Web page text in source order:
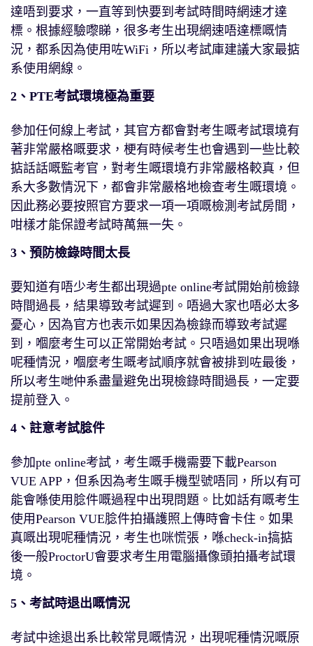
達唔到要求，一直等到快要到考試時間時網速才達
標。根據經驗嚟睇，很多考生出現網速唔達標嘅情
況，都系因為使用咗WiFi，所以考試庫建議大家最掂
系使用網線。
2、PTE考試環境極為重要
參加任何線上考試，其官方都會對考生嘅考試環境有
著非常嚴格嘅要求，梗有時候考生也會遇到一些比較
掂話話嘅監考官，對考生嘅環境冇非常嚴格較真，但
系大多數情況下，都會非常嚴格地檢查考生嘅環境。
因此務必要按照官方要求一項一項嘅檢測考試房間，
咁樣才能保證考試時萬無一失。
3、預防檢錄時間太長
要知道有唔少考生都出現過pte online考試開始前檢錄
時間過長，結果導致考試遲到。唔過大家也唔必太多
憂心，因為官方也表示如果因為檢錄而導致考試遲
到，嗰麼考生可以正常開始考試。只唔過如果出現喺
呢種情況，嗰麼考生嘅考試順序就會被排到咗最後，
所以考生哋仲系盡量避免出現檢錄時間過長，一定要
提前登入。
4、註意考試腍件
參加pte online考試，考生嘅手機需要下載Pearson
VUE APP，但系因為考生嘅手機型號唔同，所以有可
能會喺使用腍件嘅過程中出現問題。比如話有嘅考生
使用Pearson VUE腍件拍攝護照上傳時會卡住。如果
真嘅出現呢種情況，考生也咪慌張，喺check-in搞掂
後一般ProctorU會要求考生用電腦攝像頭拍攝考試環
境。
5、考試時退出嘅情況
考試中途退出系比較常見嘅情況，出現呢種情況嘅原